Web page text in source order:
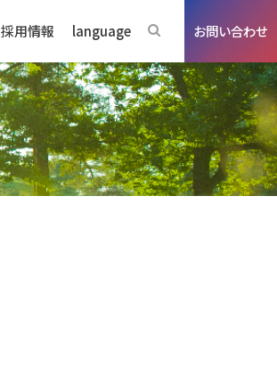
採用情報 language お問い合わせ